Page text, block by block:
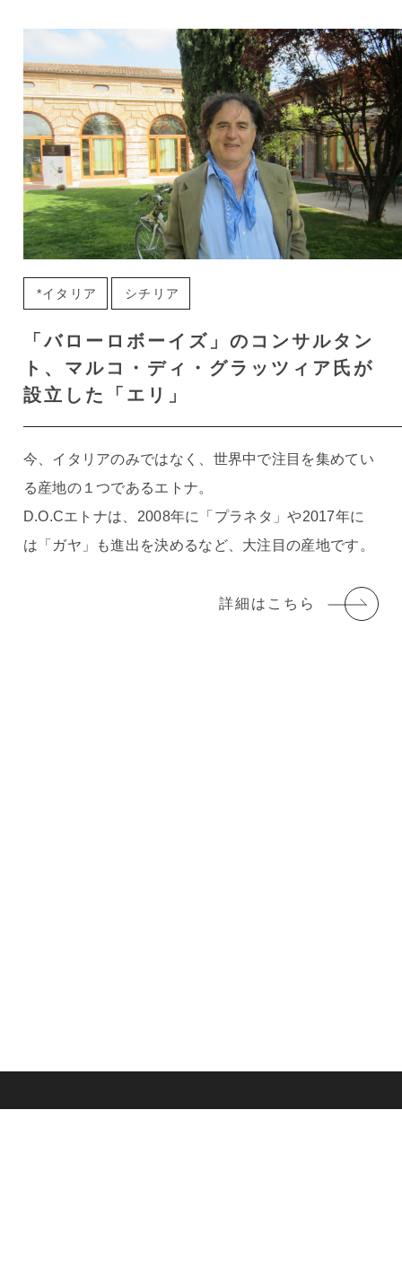
*イタリア シチリア
「バローロボーイズ」のコンサルタン
ト、マルコ・ディ・グラッツィア氏が
設立した「エリ」
今、イタリアのみではなく、世界中で注目を集めてい
る産地の１つであるエトナ。
D.O.Cエトナは、2008年に「プラネタ」や2017年に
は「ガヤ」も進出を決めるなど、大注目の産地です。
詳細はこちら